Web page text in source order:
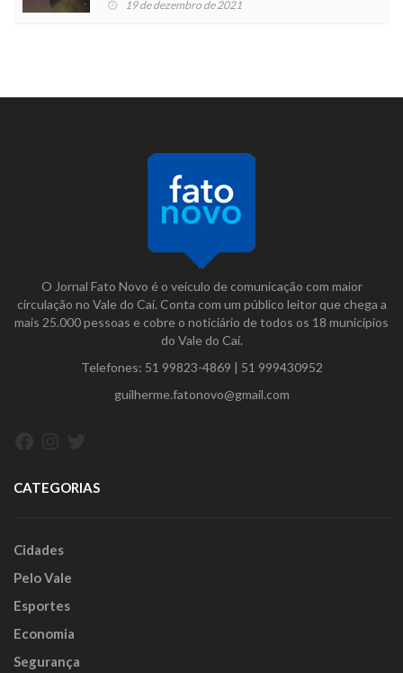
19 de dezembro de 2021
O Jornal Fato Novo é o veículo de comunicação com maior
circulação no Vale do Caí. Conta com um público leitor que chega a
mais 25.000 pessoas e cobre o noticiário de todos os 18 municípios
do Vale do Caí.
Telefones: 51 99823-4869 | 51 999430952
guilherme.fatonovo@gmail.com
CATEGORIAS
Cidades
Pelo Vale
Esportes
Economia
Segurança